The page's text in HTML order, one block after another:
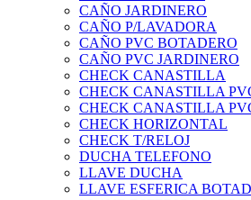
CAÑO JARDINERO
CAÑO P/LAVADORA
CAÑO PVC BOTADERO
CAÑO PVC JARDINERO
CHECK CANASTILLA
CHECK CANASTILLA
CHECK CANASTILLA
CHECK HORIZONTAL
CHECK T/RELOJ
DUCHA TELEFONO
LLAVE DUCHA
LLAVE ESFERICA